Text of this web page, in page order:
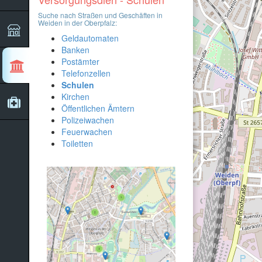
2
Suche nach Straßen und Geschäften in
Weiden in der Oberpfalz:
Geldautomaten
Banken
Postämter
Telefonzellen
Schulen
Kirchen
Öffentlichen Ämtern
Polizeiwachen
Feuerwachen
Toiletten